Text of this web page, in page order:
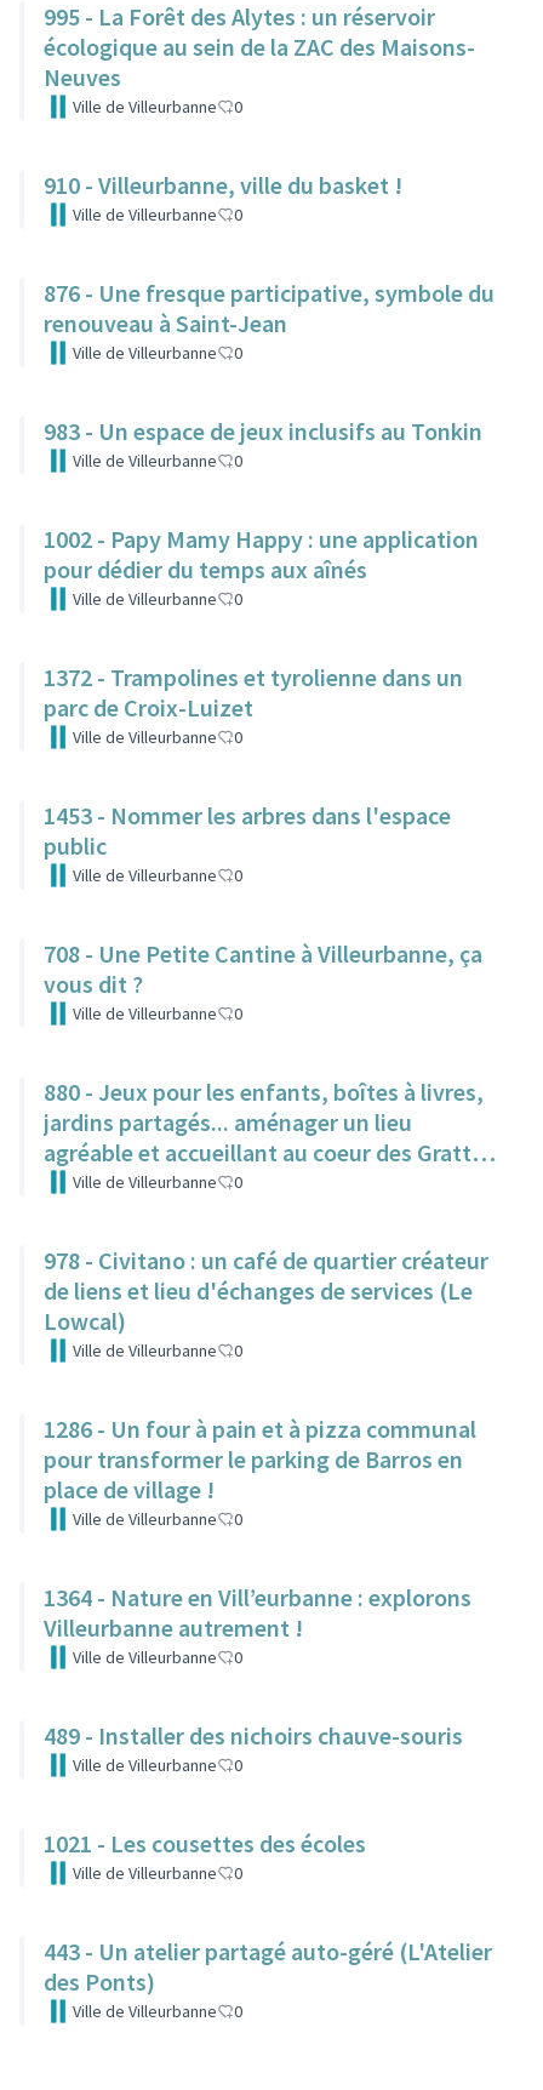
995 - La Forêt des Alytes : un réservoir
écologique au sein de la ZAC des Maisons-
Neuves
Ville de Villeurbanne 0
910 - Villeurbanne, ville du basket !
Ville de Villeurbanne 0
876 - Une fresque participative, symbole du
renouveau à Saint-Jean
Ville de Villeurbanne 0
983 - Un espace de jeux inclusifs au Tonkin
Ville de Villeurbanne 0
1002 - Papy Mamy Happy : une application
pour dédier du temps aux aînés
Ville de Villeurbanne 0
1372 - Trampolines et tyrolienne dans un
parc de Croix-Luizet
Ville de Villeurbanne 0
1453 - Nommer les arbres dans l'espace
public
Ville de Villeurbanne 0
708 - Une Petite Cantine à Villeurbanne, ça
vous dit ?
Ville de Villeurbanne 0
880 - Jeux pour les enfants, boîtes à livres,
jardins partagés... aménager un lieu
agréable et accueillant au coeur des Gratte-
CielVille de Villeurbanne 0
978 - Civitano : un café de quartier créateur
de liens et lieu d'échanges de services (Le
Lowcal)
Ville de Villeurbanne 0
1286 - Un four à pain et à pizza communal
pour transformer le parking de Barros en
place de village !
Ville de Villeurbanne 0
1364 - Nature en Vill’eurbanne : explorons
Villeurbanne autrement !
Ville de Villeurbanne 0
489 - Installer des nichoirs chauve-souris
Ville de Villeurbanne 0
1021 - Les cousettes des écoles
Ville de Villeurbanne 0
443 - Un atelier partagé auto-géré (L'Atelier
des Ponts)
Ville de Villeurbanne 0